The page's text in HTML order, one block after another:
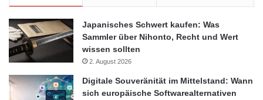
Japanisches Schwert kaufen: Was
Sammler über Nihonto, Recht und Wert
wissen sollten
2. August 2026
Digitale Souveränität im Mittelstand: Wann
sich europäische Softwarealternativen